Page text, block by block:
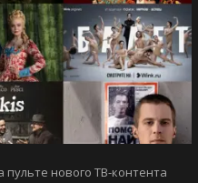
нового ТВ-контента